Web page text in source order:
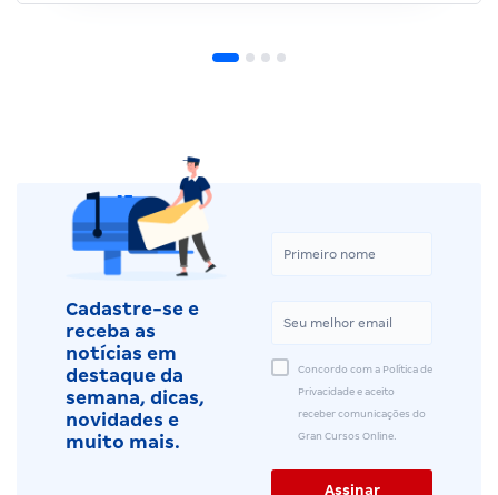
Cadastre-se e
receba as
notícias em
destaque da
semana, dicas,
novidades e
muito mais.
Concordo com a Política de
Privacidade e aceito
receber comunicações do
Gran Cursos Online.